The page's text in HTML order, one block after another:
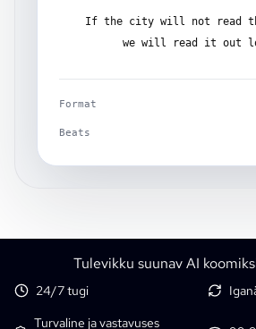
If the city will not read
we will read it out
Format
Beats
Tulevikku suunav AI
24/7 tugi
Turvaline ja vastavuses